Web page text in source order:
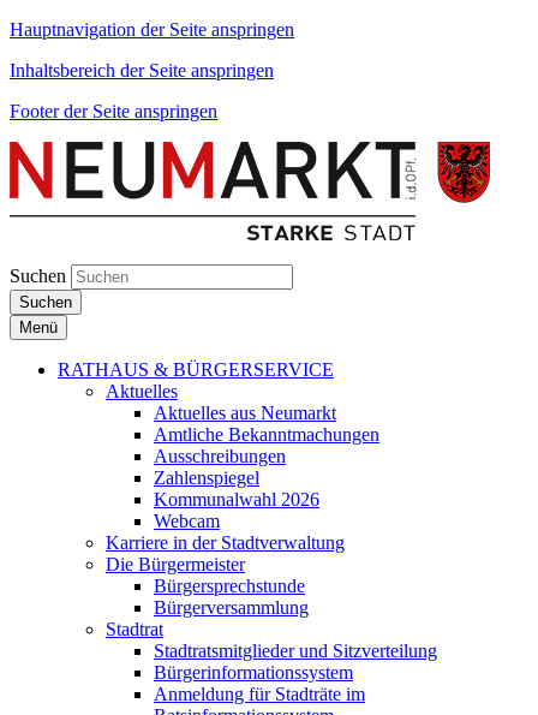
Hauptnavigation der Seite anspringen
Inhaltsbereich der Seite anspringen
Footer der Seite anspringen
Suchen
Suchen
Menü
RATHAUS & BÜRGERSERVICE
Aktuelles
Aktuelles aus Neumarkt
Amtliche Bekanntmachungen
Ausschreibungen
Zahlenspiegel
Kommunalwahl 2026
Webcam
Karriere in der Stadtverwaltung
Die Bürgermeister
Bürgersprechstunde
Bürgerversammlung
Stadtrat
Stadtratsmitglieder und Sitzverteilung
Bürgerinformationssystem
Anmeldung für Stadträte im